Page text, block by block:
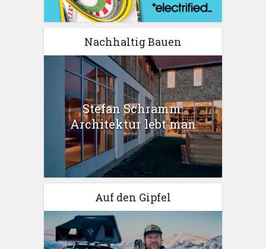
Nachhaltig Bauen
Stefan Schramm:
Architektur lebt man
Auf den Gipfel